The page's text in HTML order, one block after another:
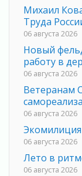
Михаил
Труда
06 августа 2026
Новый
работу в
06 августа 2026
Ветеранам
06 августа 2026
06 августа 2026
Лето в
06 августа 2026